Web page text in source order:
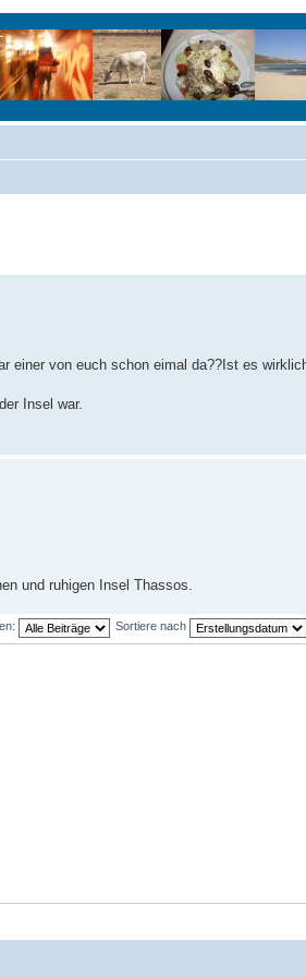
einer von euch schon eimal da??Ist es
Insel war.
und ruhigen Insel Thassos.
Sortiere nach